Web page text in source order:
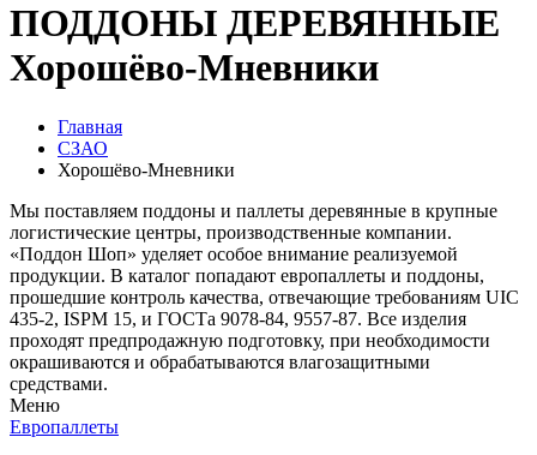
ПОДДОНЫ ДЕРЕВЯННЫЕ
Хорошёво-Мневники
Главная
СЗАО
Хорошёво-Мневники
Мы поставляем поддоны и паллеты деревянные в крупные
логистические центры, производственные компании.
«Поддон Шоп» уделяет особое внимание реализуемой
продукции. В каталог попадают европаллеты и поддоны,
прошедшие контроль качества, отвечающие требованиям UIC
435-2, ISPM 15, и ГОСТа 9078-84, 9557-87. Все изделия
проходят предпродажную подготовку, при необходимости
окрашиваются и обрабатываются влагозащитными
средствами.
Меню
Европаллеты